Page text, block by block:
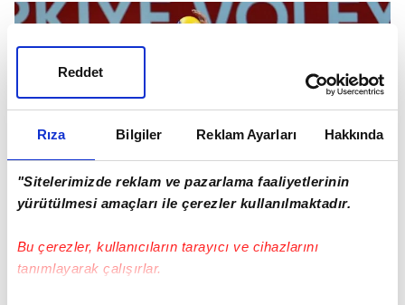
Rıza Bilgiler Reklam Ayarları Hakkında
"Sitelerimizde reklam ve pazarlama faaliyetlerinin
yürütülmesi amaçları ile çerezler kullanılmaktadır.
Bu çerezler, kullanıcıların tarayıcı ve cihazlarını
tanımlayarak çalışırlar.
Reddet
A MİLLİ ERKEK VOLEYBOL TAKIMI KADROSU